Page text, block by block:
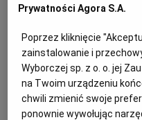
Pierś indyka
szpinakiem –
1 kg piersi indyka
Prywatności Agora S.A.
Poprzez kliknięcie
zainstalowanie i
Wyborczej sp. z o. o. jej
na Twoim urządzeniu
chwili zmienić swoje
ponownie wywołując